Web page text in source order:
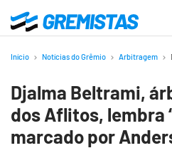
para
principal
Gremistas
Início Notícias do Grêmio Arbitragem
Djalma Beltrami,
dos Aflitos, lembra
marcado por